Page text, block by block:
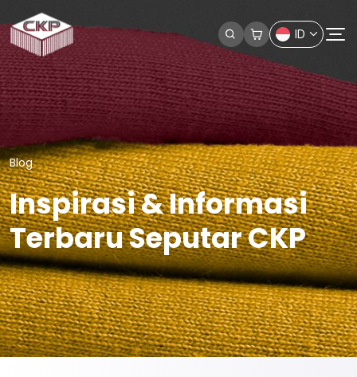
ID
Blog
Inspirasi & Informasi
Terbaru Seputar CKP